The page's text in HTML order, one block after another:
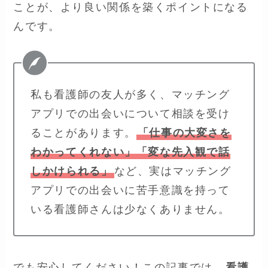
ことが、より良い関係を築くポイントになる
んです。
私も看護師の友人が多く、マッチング
アプリでの出会いについて相談を受け
ることがあります。 「仕事の大変さを
わかってくれない」「変な先入観で話
しかけられる」など、実はマッチング
アプリでの出会いに苦手意識を持って
いる看護師さんは少なくありません。